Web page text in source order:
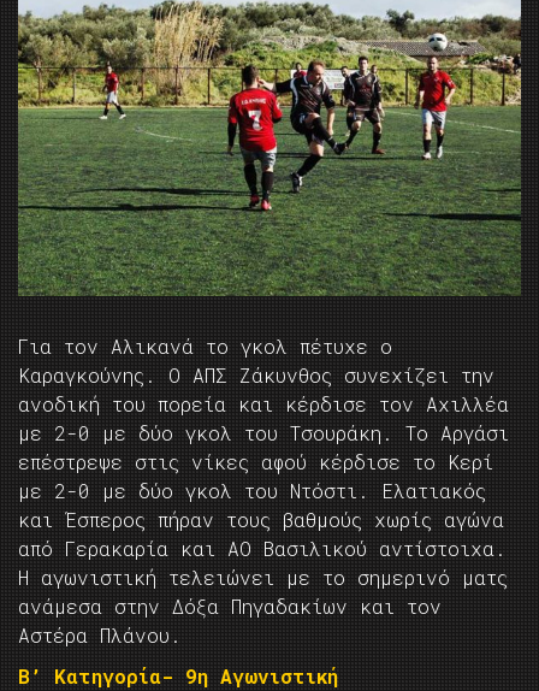
Για τον Αλικανά το γκολ πέτυχε ο
Καραγκούνης. Ο ΑΠΣ Ζάκυνθος συνεχίζει την
ανοδική του πορεία και κέρδισε τον Αχιλλέα
με 2-0 με δύο γκολ του Τσουράκη. Το Αργάσι
επέστρεψε στις νίκες αφού κέρδισε το Κερί
με 2-0 με δύο γκολ του Ντόστι. Ελατιακός
και Έσπερος πήραν τους βαθμούς χωρίς αγώνα
από Γερακαρία και ΑΟ Βασιλικού αντίστοιχα.
Η αγωνιστική τελειώνει με το σημερινό ματς
ανάμεσα στην Δόξα Πηγαδακίων και τον
Αστέρα Πλάνου.
Β’ Κατηγορία- 9η Αγωνιστική